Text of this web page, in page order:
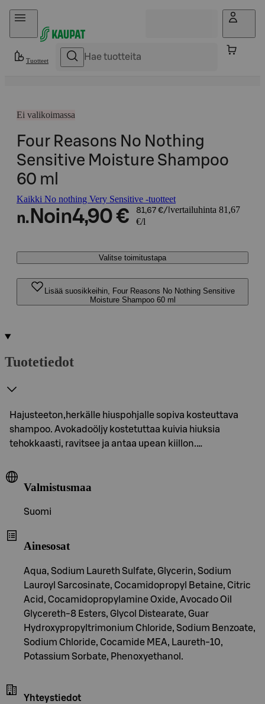
Hyppää sisältöön
Tuotteet
Ei valikoimassa
Four Reasons No Nothing
Sensitive Moisture Shampoo
60 ml
Kaikki No nothing Very Sensitive -tuotteet
n. Noin4,90 € 81,67 €/l vertailuhinta 81,67
€/l
Valitse toimitustapa
Lisää suosikkeihin, Four Reasons No Nothing Sensitive
Moisture Shampoo 60 ml
Tuotetiedot
Hajusteeton,herkälle hiuspohjalle sopiva kosteuttava
shampoo. Avokadoöljy kostetuttaa kuivia hiuksia
tehokkaasti, ravitsee ja antaa upean kiillon.…
Valmistusmaa
Suomi
Ainesosat
Aqua, Sodium Laureth Sulfate, Glycerin, Sodium
Lauroyl Sarcosinate, Cocamidopropyl Betaine, Citric
Acid, Cocamidopropylamine Oxide, Avocado Oil
Glycereth-8 Esters, Glycol Distearate, Guar
Hydroxypropyltrimonium Chloride, Sodium Benzoate,
Sodium Chloride, Cocamide MEA, Laureth-10,
Potassium Sorbate, Phenoxyethanol.
Yhteystiedot